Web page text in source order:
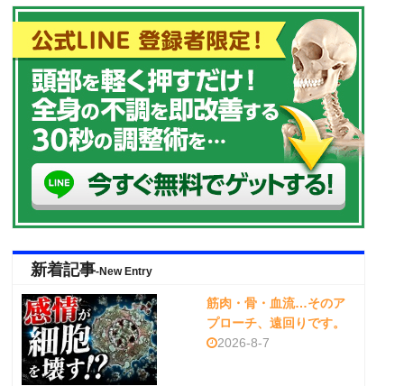
新着記事-New Entry
筋肉・骨・血流…そのア
プローチ、遠回りです。
2026-8-7